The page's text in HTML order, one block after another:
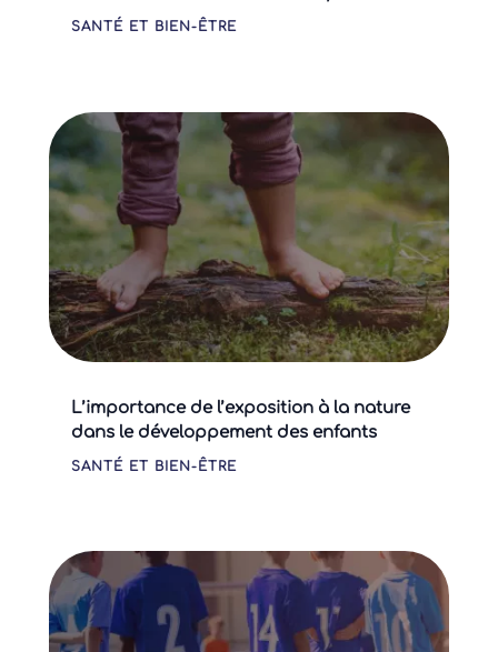
SANTÉ ET BIEN-ÊTRE
L’importance de l’exposition à la nature
dans le développement des enfants
SANTÉ ET BIEN-ÊTRE